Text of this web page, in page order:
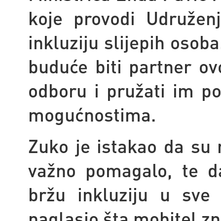
koje provodi
inkluziju slijepih
buduće biti partner
odboru i pružati im
mogućnostima.
Zuko je istakao da su
važno pomagalo, te
bržu inkluziju u sve